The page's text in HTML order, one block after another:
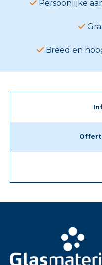
Persoonlijke
Breed en